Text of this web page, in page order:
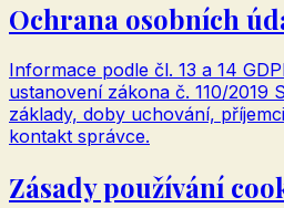
Ochrana osobních
Informace podle čl. 13 a 14
ustanovení zákona č. 110/2019
základy, doby uchování,
kontakt správce.
Zásady používání